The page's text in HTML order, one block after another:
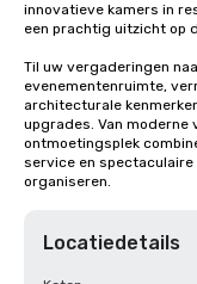
innovatieve kamers in
een prachtig uitzicht op
Til uw vergaderingen
evenementenruimte,
architecturale
upgrades. Van moderne
ontmoetingsplek
service en
organiseren.
Locatiedetails